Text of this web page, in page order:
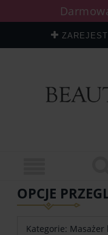
OPCJE
Kategorie: Masażer